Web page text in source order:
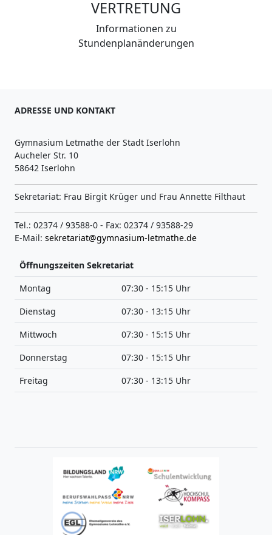
VERTRETUNG
Informationen zu
Stundenplanänderungen
ADRESSE UND KONTAKT
Gymnasium Letmathe der Stadt Iserlohn
Aucheler Str. 10
58642 Iserlohn
Sekretariat: Frau Birgit Krüger und Frau Annette Filthaut
Tel.: 02374 / 93588-0 - Fax: 02374 / 93588-29
E-Mail: sekretariat@gymnasium-letmathe.de
Öffnungszeiten Sekretariat
Montag
07:30 - 15:15 Uhr
Dienstag
07:30 - 13:15 Uhr
Mittwoch
07:30 - 15:15 Uhr
Donnerstag
07:30 - 15:15 Uhr
Freitag
07:30 - 13:15 Uhr